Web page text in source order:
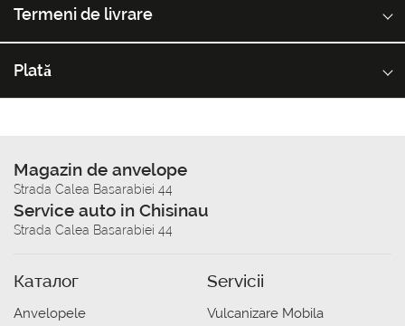
Termeni de livrare
Plată
Magazin de anvelope
Strada Calea Basarabiei 44
Service auto in Chisinau
Strada Calea Basarabiei 44
Каталог
Anvelopele
Servicii
Vulcanizare Mobila